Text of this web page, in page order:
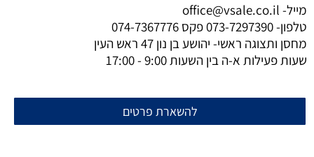
מייל- office@vsale.co.il
טלפון-073-7297390פקס 074-7367776
מחסן ותצוגה ראשי- יהושע בן נון 47 ראש העין
שעות פעילות א-ה בין השעות 9:00 - 17:00
להשארת פרטים